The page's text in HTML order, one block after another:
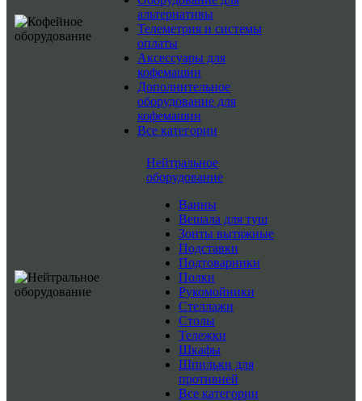
альтернативы
Телеметрия и системы
оплаты
Аксессуары для
кофемашин
Дополнительное
оборудование для
кофемашин
Все категории
Нейтральное
оборудование
Ванны
Вешала для туш
Зонты вытяжные
Подставки
Подтоварники
Полки
Рукомойники
Стеллажи
Столы
Тележки
Шкафы
Шпильки для
противней
Все категории